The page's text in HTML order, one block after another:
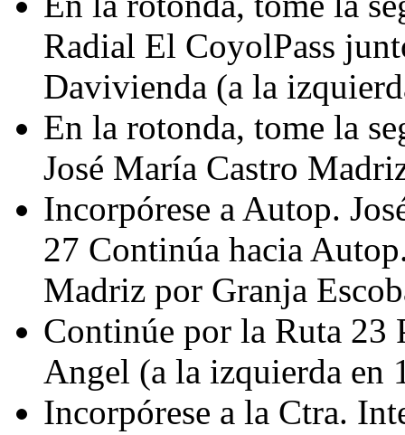
Radial El CoyolPass
Davivienda (a la
En la rotonda, tome la
José María Castro
Incorpórese a Autop.
27 Continúa hacia
Madriz por Granja
Continúe por la Ruta
Angel (a la izquierda en
Incorpórese a la Ctra.